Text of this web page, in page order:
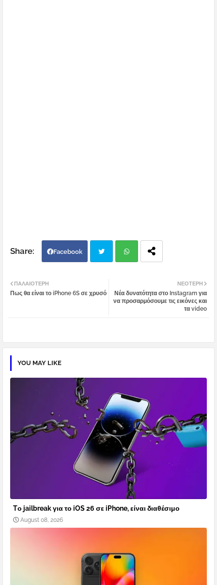
Facebook
tter atsa
ΝΕΌΤΕΡΗ
Νέα δυνατότητα στο Instagram για
να προσαρμόσουμε τις εικόνες και
τα video
ΠΑΛΑΙΌΤΕΡΗ
Πως θα είναι το iPhone 6S σε χρυσό
YOU MAY LIKE
Tο jailbreak για το iOS 26 σε iPhone, είναι διαθέσιμο
August 08, 2026